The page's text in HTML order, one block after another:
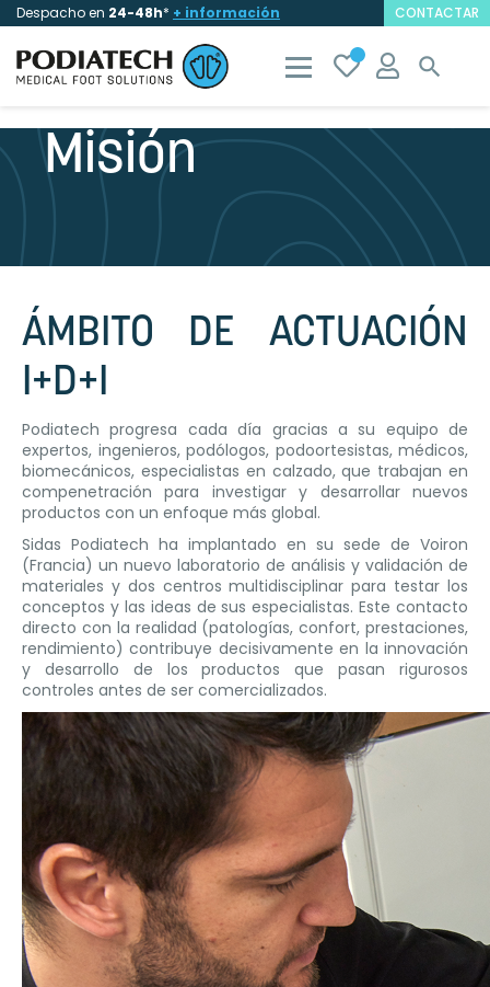
Despacho en 24-48h* + información CONTACTAR

Misión
ÁMBITO DE ACTUACIÓN
I+D+I
Podiatech progresa cada día gracias a su equipo de
expertos, ingenieros, podólogos, podoortesistas, médicos,
biomecánicos, especialistas en calzado, que trabajan en
compenetración para investigar y desarrollar nuevos
productos con un enfoque más global.
Sidas Podiatech ha implantado en su sede de Voiron
(Francia) un nuevo laboratorio de análisis y validación de
materiales y dos centros multidisciplinar para testar los
conceptos y las ideas de sus especialistas. Este contacto
directo con la realidad (patologías, confort, prestaciones,
rendimiento) contribuye decisivamente en la innovación
y desarrollo de los productos que pasan rigurosos
controles antes de ser comercializados.